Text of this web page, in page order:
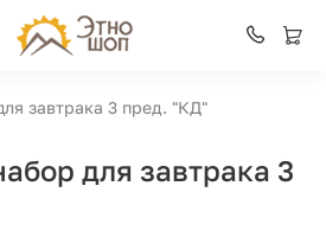
завтрака 3 пред. "КД"
для завтрака 3